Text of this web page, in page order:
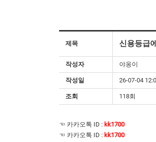
제목 신용등급
작성자 야옹이
작성일 26-07-04
조회 118회
☜ 카카오톡 ID : kk1700
☜ 카카오톡 ID : kk1700